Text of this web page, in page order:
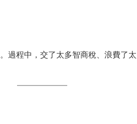
過程中，交了太多智商稅、浪費了